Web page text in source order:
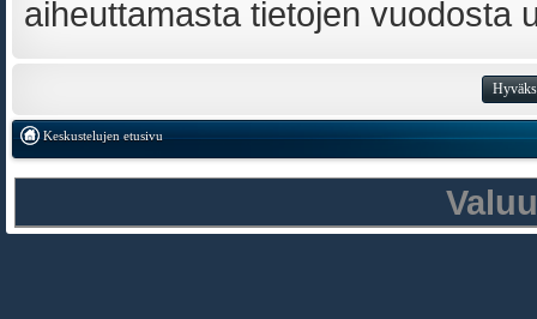
aiheuttamasta tietojen vuodosta
Keskustelujen etusivu